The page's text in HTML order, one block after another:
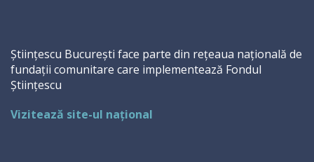
Științescu București face parte din rețeaua națională de
fundații comunitare care implementează Fondul
Științescu
Vizitează site-ul național